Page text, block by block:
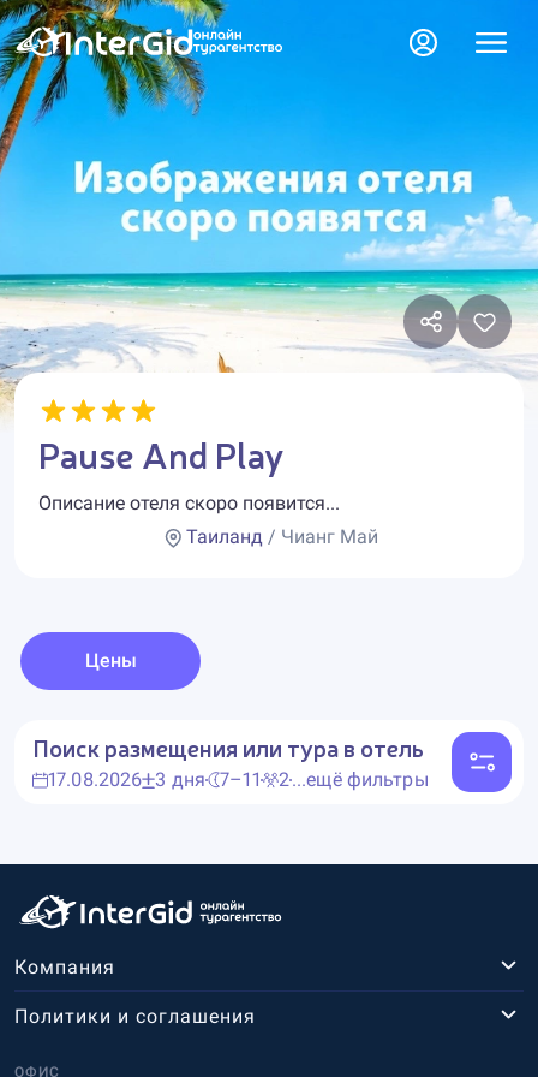
Pause And Play
Описание отеля скоро появится...
Таиланд/ Чианг Май
Цены
Поиск размещения или тура в отель
17.08.2026 3 дня 7–11 2...ещё фильтры
Компания
ОФИС
Политики и соглашения